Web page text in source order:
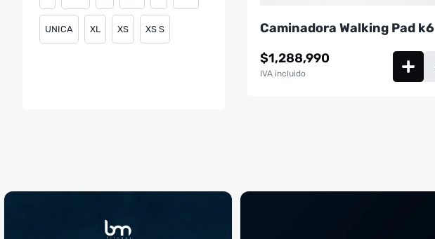
Caminadora Walking Pad k6
$1,288,990
IVA incluido
UNICA XL XS XS S